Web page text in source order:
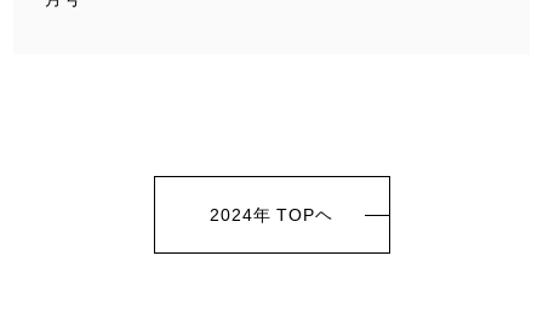
2024年 TOPヘ